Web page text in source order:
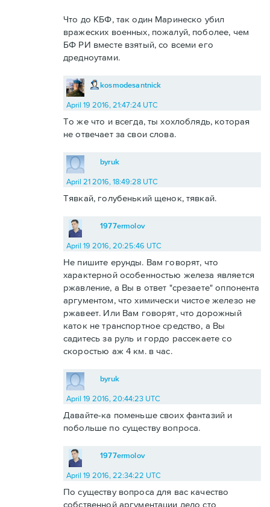
Что до КБФ, так один Маринеско убил
вражеских военных, пожалуй, поболее, чем
БФ РИ вместе взятый, со всеми его
дредноутами.
kosmodesantnick
April 19 2016, 21:47:24 UTC
То же что и всегда, ты хохлоблядь, которая
не отвечает за свои слова.
byruk
April 21 2016, 18:49:28 UTC
Тявкай, голубенький щенок, тявкай.
1977ermolov
April 19 2016, 20:25:46 UTC
Не пишите ерунды. Вам говорят, что
характерной особенностью железа является
ржавление, а Вы в ответ "срезаете" оппонента
аргументом, что химически чистое железо не
ржавеет. Или Вам говорят, что дорожный
каток не транспортное средство, а Вы
садитесь за руль и гордо рассекаете со
скоростью аж 4 км. в час.
byruk
April 19 2016, 20:44:23 UTC
Давайте-ка поменьше своих фантазий и
побольше по существу вопроса.
1977ermolov
April 19 2016, 22:34:22 UTC
По существу вопроса для вас качество
собственной аргументации дело сто